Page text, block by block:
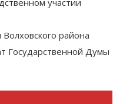
под чутким
участии
района
Государственной Думы